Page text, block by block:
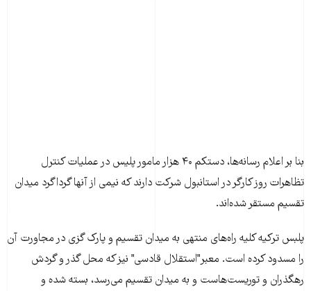
بنا بر اعلام رسانه‌ها، دستکم ۴۰ هزار مامور پلیس در عملیات کنترل
تظاهرات روز کارگر در استانبول شرکت دارند که نیمی از آنها گرداگرد میدان
تقسیم مستقر شده‌اند.
پلبس ترکیه کلیه راه‌های منتهی به میدان تقسیم و پارک گزی در مجاورت آن
را مسدود کرده است. معبر"استقلال قادسی" نیز که محل گذر و گردش
رهگذران و توریست‌هاست و به میدان تقسیم می‌رسد، بسته شده و